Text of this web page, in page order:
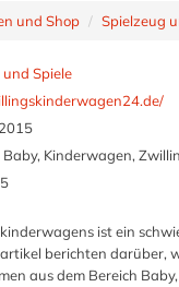
und Shop Spielzeug
Spiele
Baby, Kinderwagen,
ist ein
berichten darüber,
aus dem Bereich